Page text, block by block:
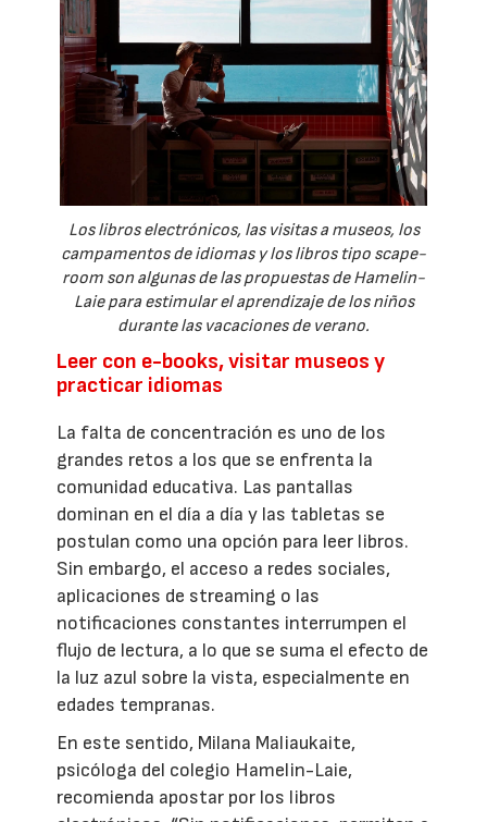
Los libros electrónicos, las visitas a museos, los
campamentos de idiomas y los libros tipo scape-
room son algunas de las propuestas de Hamelin-
Laie para estimular el aprendizaje de los niños
durante las vacaciones de verano.
Leer con e-books, visitar museos y
practicar idiomas
La falta de concentración es uno de los
grandes retos a los que se enfrenta la
comunidad educativa. Las pantallas
dominan en el día a día y las tabletas se
postulan como una opción para leer libros.
Sin embargo, el acceso a redes sociales,
aplicaciones de streaming o las
notificaciones constantes interrumpen el
flujo de lectura, a lo que se suma el efecto de
la luz azul sobre la vista, especialmente en
edades tempranas.
En este sentido, Milana Maliaukaite,
psicóloga del colegio Hamelin-Laie,
recomienda apostar por los libros